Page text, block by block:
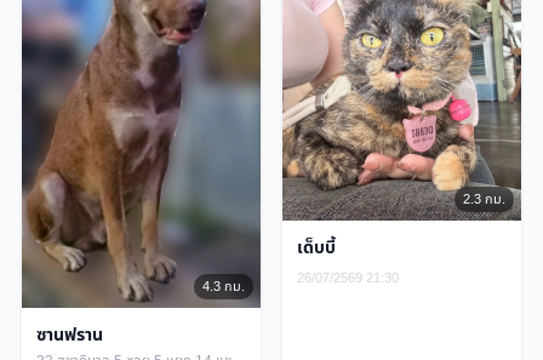
4.3 กม.
ซานฟราน
2.3 กม.
เด็บบี้
26/07/2569 21:30